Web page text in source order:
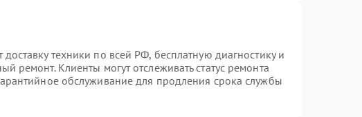
техники по всей РФ, бесплатную диагностику и
ремонт. Клиенты могут отслеживать статус ремонта
обслуживание для продления срока службы